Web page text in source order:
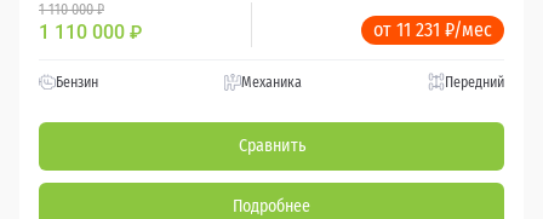
1 110 000 ₽
1 110 000 ₽ от 11 231 ₽/мес
Бензин Механика Передний
Сравнить
Подробнее